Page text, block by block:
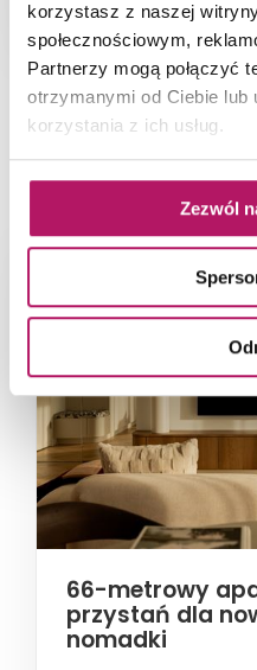
korzystasz z naszej
społecznościowym,
Partnerzy mogą połączyć
otrzymanymi od Ciebie lub
korzystania z ich usług.
Zezwól
Dostępność:na
NAJNOWSZE
66-metrowy
przystań dla
nomadki